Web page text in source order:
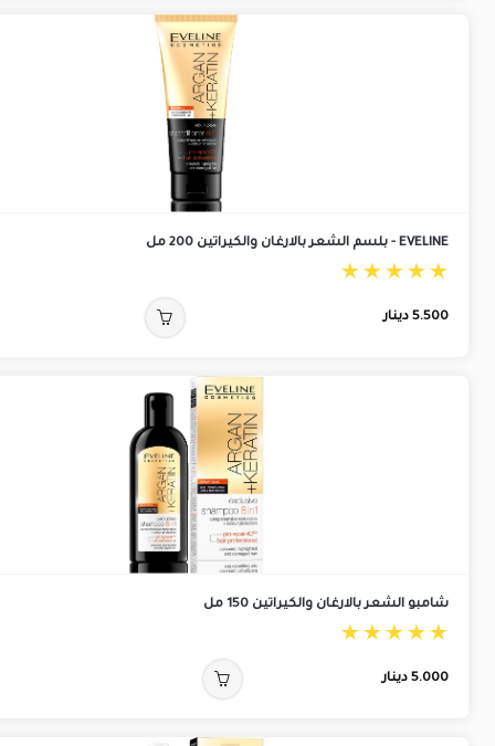
EVELINE - بلسم الشعر بالارغان والكيراتين 200 مل
5.500 دينار
شامبو الشعر بالارغان والكيراتين 150 مل
5.000 دينار